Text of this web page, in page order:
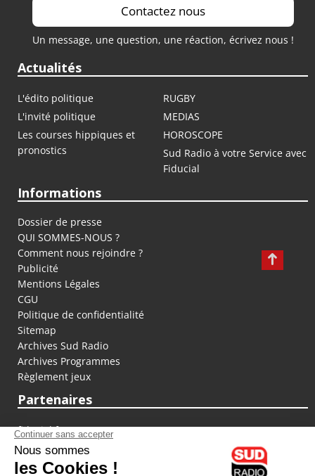
Contactez nous
Un message, une question, une réaction, écrivez nous !
Actualités
L'édito politique
RUGBY
L'invité politique
MEDIAS
Les courses hippiques et
pronostics
HOROSCOPE
Sud Radio à votre Service avec
Fiducial
Informations
Dossier de presse
QUI SOMMES-NOUS ?
Comment nous rejoindre ?
Publicité
Mentions Légales
CGU
Politique de confidentialité
Sitemap
Archives Sud Radio
Archives Programmes
Règlement jeux
Partenaires
fiducial.fr
lyoncapitale.fr
olympique-et-lyonnais.com